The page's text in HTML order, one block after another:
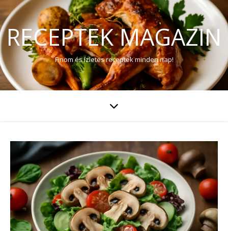
RECEPTEK MAGAZIN
Finom és ízletes receptek minden nap!